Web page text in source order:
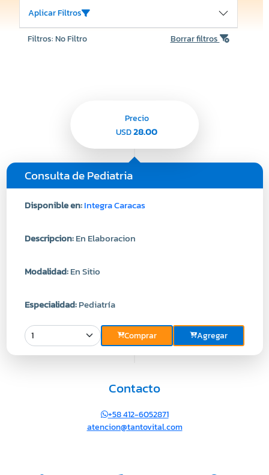
Aplicar Filtros
Filtros: No Filtro Borrar filtros
Consulta de Pediatria
Disponible en:Integra Caracas
Descripcion:En Elaboracion
Modalidad:En Sitio
Especialidad:Pediatría
Comprar Agregar
Precio
USD28.00
Contacto
+58 412-6052871
atencion@tantovital.com